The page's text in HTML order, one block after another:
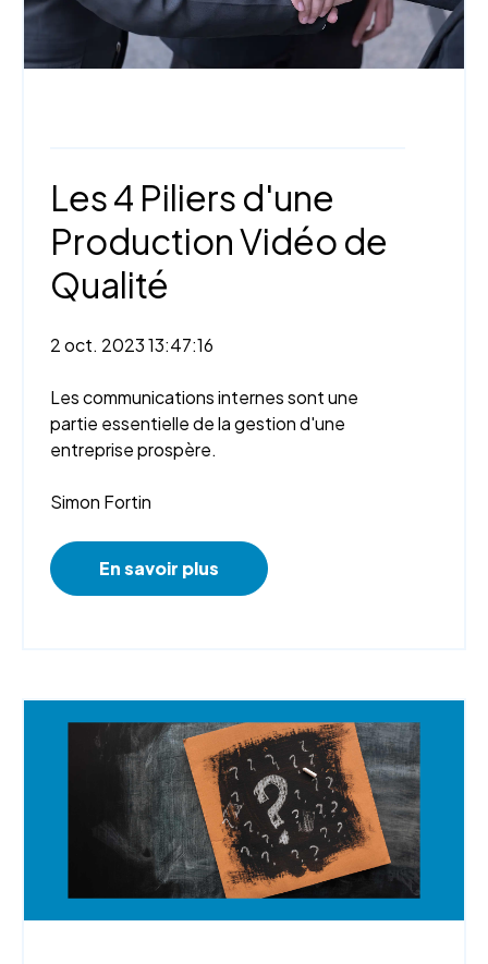
Les 4 Piliers d'une
Production Vidéo de
Qualité
2 oct. 2023 13:47:16
Les communications internes sont une
partie essentielle de la gestion d'une
entreprise prospère.
Simon Fortin
En savoir plus